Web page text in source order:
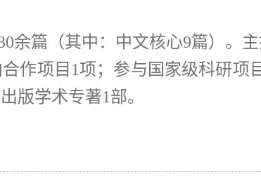
余篇（其中：中文核心9篇）。
作项目 1项；参与国家级科研项
版学术专著1部。